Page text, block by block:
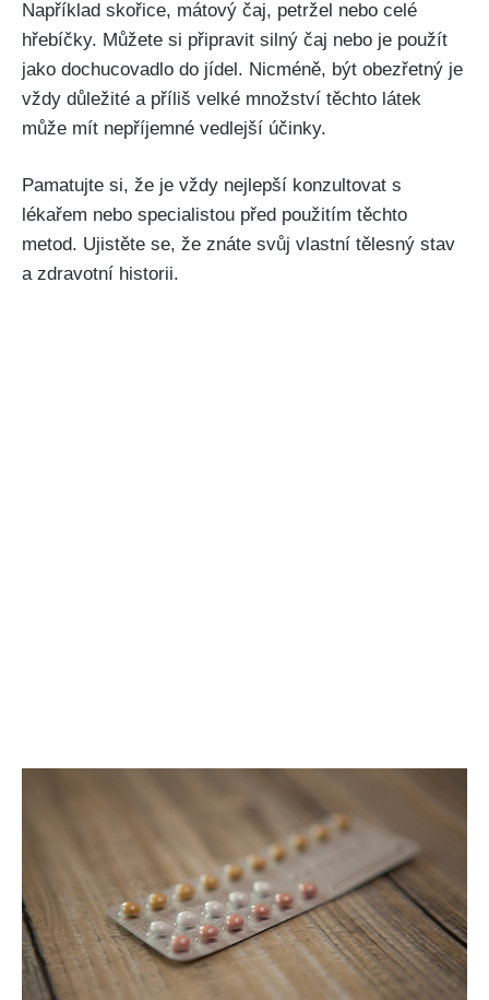
Například skořice, mátový čaj, petržel nebo celé
⁤hřebíčky. Můžete si připravit silný čaj nebo je použít
jako dochucovadlo do jídel. Nicméně, být obezřetný je
vždy důležité⁣ a příliš⁢ velké množství těchto‍ látek
může mít nepříjemné vedlejší účinky.
Pamatujte si, že je vždy‌ nejlepší konzultovat s
lékařem nebo⁣ specialistou ‌před použitím těchto
metod. Ujistěte se, že znáte ‍svůj vlastní⁤ tělesný​ stav
a zdravotní historii.